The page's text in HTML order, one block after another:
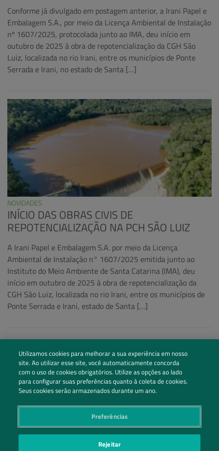
Conforme já divulgado em postagem anterior, a Irani Papel e
Embalagem S.A., por meio da Licença Ambiental de Instalação
nº 1607/2025, protocolada junto ao IMA, deu início em
outubro de 2025 à obra de repotencialização da CGH São
Luiz, localizada no rio Irani, entre os municípios de Ponte
Serrada e Irani, no estado de Santa […]
NOVIDADES
INÍCIO DAS OBRAS CIVIS DE
REPOTENCIALIZAÇÃO NA PCH SÃO LUIZ
A Irani Papel e Embalagem S.A. por meio da Licença
Ambiental de Instalação n° 1607/2025 emitida junto ao
Instituto do Meio Ambiente de Santa Catarina (IMA), deu
início em outubro de 2025 à obra de repotencialização da
CGH São Luiz, localizada no rio Irani, entre os municípios de
Ponte Serrada e Irani, estado de Santa […]
Siga nossas redes sociais
Utilizamos cookies para melhorar a sua experiência em nosso
site. Ao utilizar esse site, você automaticamente concorda
com o uso de cookies obrigatórios. Utilize as opções ao lado
para configurar suas preferências quanto à coleta de cookies.
Seus cookies serão armazenados durante um ano.
Preferências
Rejeitar